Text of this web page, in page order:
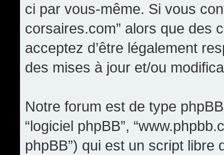
ci par vous-même. Si vous
corsaires.com” alors que des
acceptez d’être légalement
des mises à jour et/ou
Notre forum est de type phpBB
“logiciel phpBB”,
phpBB”) qui est un script